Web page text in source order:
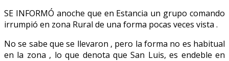
SE INFORMÓ anoche que en Estancia un grupo comando
irrumpió en zona Rural de una forma pocas veces vista .
No se sabe que se llevaron , pero la forma no es habitual
en la zona , lo que denota que San Luis, es endeble en